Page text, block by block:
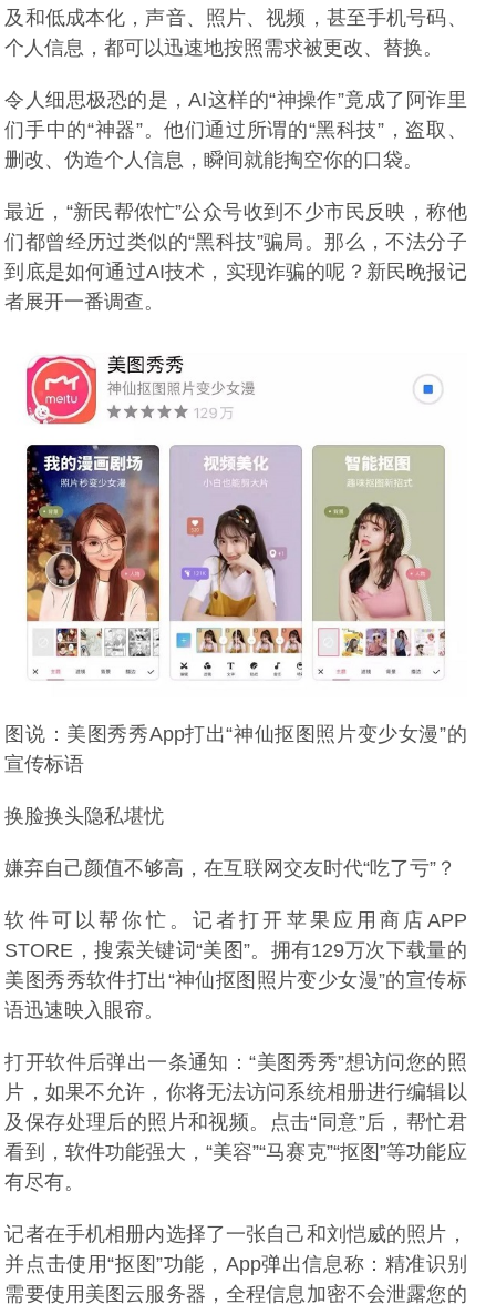
及和低成本化，声音、照片、视频，甚至手机号码、
个人信息，都可以迅速地按照需求被更改、替换。
令人细思极恐的是，AI这样的“神操作”竟成了阿诈里
们手中的“神器”。他们通过所谓的“黑科技”，盗取、
删改、伪造个人信息，瞬间就能掏空你的口袋。
最近，“新民帮侬忙”公众号收到不少市民反映，称他
们都曾经历过类似的“黑科技”骗局。那么，不法分子
到底是如何通过AI技术，实现诈骗的呢？新民晚报记
者展开一番调查。
图说：美图秀秀App打出“神仙抠图照片变少女漫”的
宣传标语
换脸换头隐私堪忧
嫌弃自己颜值不够高，在互联网交友时代“吃了亏”？
软件可以帮你忙。记者打开苹果应用商店APP
STORE，搜索关键词“美图”。拥有129万次下载量的
美图秀秀软件打出“神仙抠图照片变少女漫”的宣传标
语迅速映入眼帘。
打开软件后弹出一条通知：“美图秀秀”想访问您的照
片，如果不允许，你将无法访问系统相册进行编辑以
及保存处理后的照片和视频。点击“同意”后，帮忙君
看到，软件功能强大，“美容”“马赛克”“抠图”等功能应
有尽有。
记者在手机相册内选择了一张自己和刘恺威的照片，
并点击使用“抠图”功能，App弹出信息称：精准识别
需要使用美图云服务器，全程信息加密不会泄露您的